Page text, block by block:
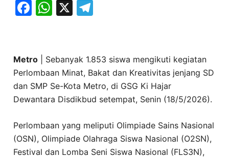
Facebook
WhatsApp
X
Metro | Sebanyak 1.853 siswa mengikuti kegiatan
Perlombaan Minat, Bakat dan Kreativitas jenjang SD
dan SMP Se-Kota Metro, di GSG Ki Hajar
Dewantara Disdikbud setempat, Senin (18/5/2026).
Perlombaan yang meliputi Olimpiade Sains Nasional
(OSN), Olimpiade Olahraga Siswa Nasional (O2SN),
Festival dan Lomba Seni Siswa Nasional (FLS3N),